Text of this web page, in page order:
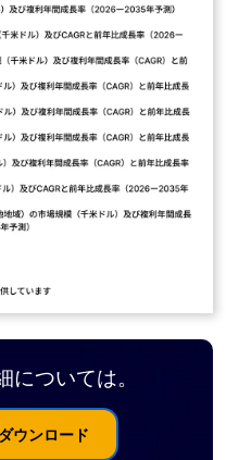
については。
ウンロード